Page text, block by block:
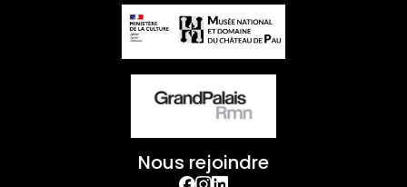
Nous rejoindre